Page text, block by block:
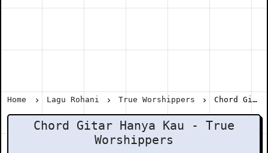
Home Lagu Rohani True Worshippers Chord Gitar Hanya Kau - True Worshippers
Chord Gitar Hanya Kau - True
Worshippers